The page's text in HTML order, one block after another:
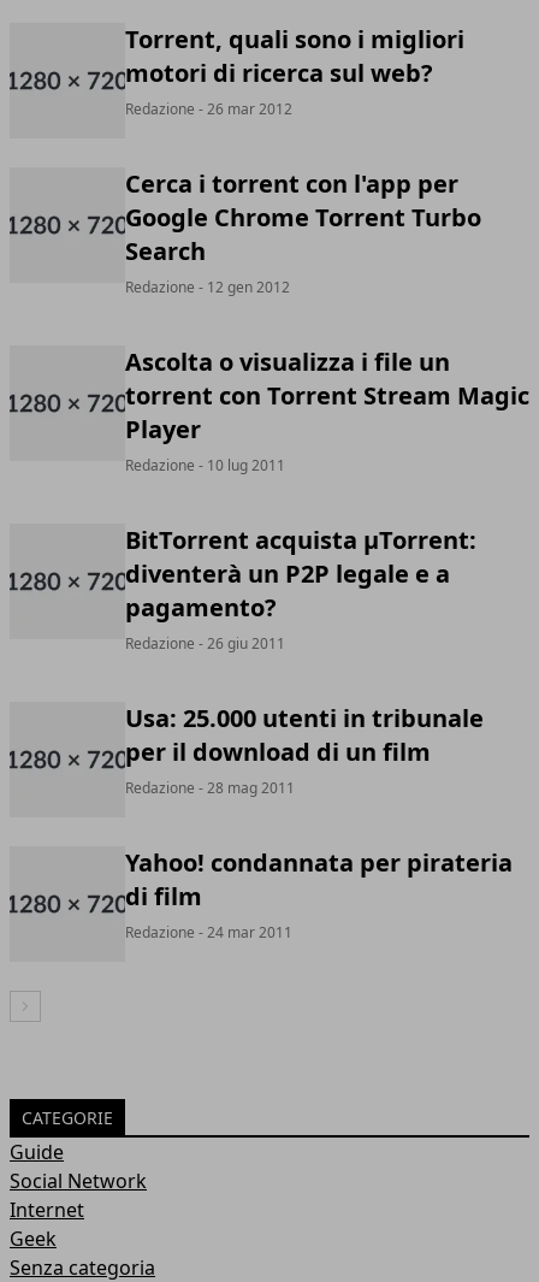
Torrent, quali sono i migliori
motori di ricerca sul web?
Redazione - 26 mar 2012
Cerca i torrent con l'app per
Google Chrome Torrent Turbo
Search
Redazione - 12 gen 2012
Ascolta o visualizza i file un
torrent con Torrent Stream Magic
Player
Redazione - 10 lug 2011
BitTorrent acquista µTorrent:
diventerà un P2P legale e a
pagamento?
Redazione - 26 giu 2011
Usa: 25.000 utenti in tribunale
per il download di un film
Redazione - 28 mag 2011
Yahoo! condannata per pirateria
di film
Redazione - 24 mar 2011
Articolo Successivo
CATEGORIE
Guide
Social Network
Internet
Geek
Senza categoria